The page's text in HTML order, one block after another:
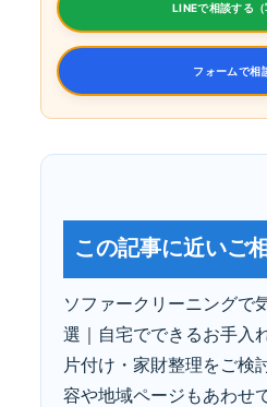
LINEで相談する（
フォームで相
この記事に近いご
ソファークリーニングで
選｜自宅でできるお手入
片付け・家財整理をご検
容や地域ページもあわせ